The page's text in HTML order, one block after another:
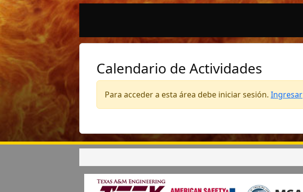
Calendario de Actividades
Para acceder a esta área debe iniciar sesión. Ingresar